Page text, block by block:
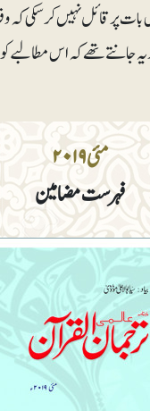
مئی ۲۰۱۹
فہرست مضامین
پر قائل نہیں کرسکی کہ
جانتے تھے کہ ا س مطالبے